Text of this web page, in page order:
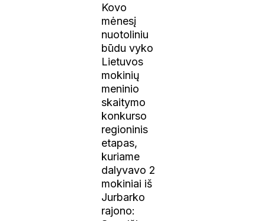
Kovo
mėnesį
nuotoliniu
būdu vyko
Lietuvos
mokinių
meninio
skaitymo
konkurso
regioninis
etapas,
kuriame
dalyvavo 2
mokiniai iš
Jurbarko
rajono: